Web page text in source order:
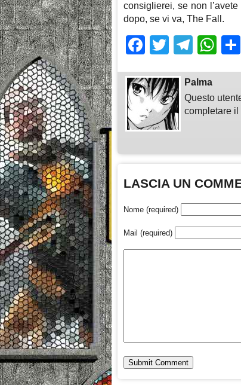
consiglierei, se non
dopo, se vi va, The Fall.
Facebook
Twitter
Palma
Questo
completare il
LASCIA UN
Nome (required)
Mail (required)